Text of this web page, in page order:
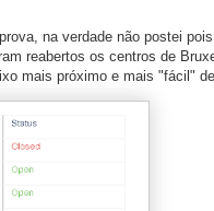
na verdade não postei
reabertos os centros de
mais próximo e mais "fácil"